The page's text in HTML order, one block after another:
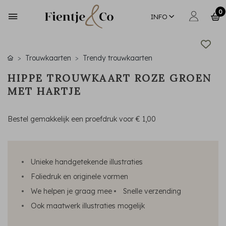
INFO
0
Trouwkaarten Trendy trouwkaarten
HIPPE TROUWKAART ROZE GROEN
MET HARTJE
Bestel gemakkelijk een proefdruk voor€ 1,00
Unieke handgetekende illustraties
Foliedruk en originele vormen
We helpen je graag mee
Snelle verzending
Ook maatwerk illustraties mogelijk